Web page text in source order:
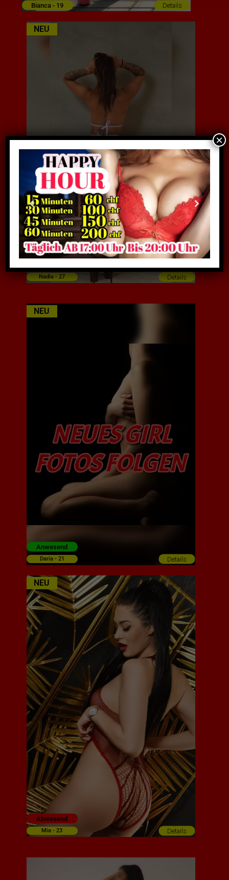
Bianca - 19
Details
NEU
Nadia - 27
Details
NEU
Daria - 21
Anwesend
Details
NEU
Mia - 23
Abwesend
Details
×